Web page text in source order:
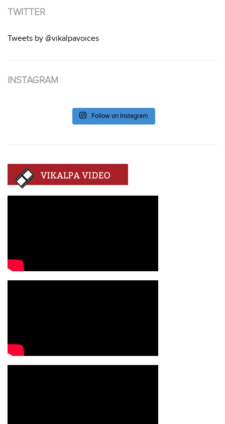
TWITTER
Tweets by @vikalpavoices
INSTAGRAM
Follow on Instagram